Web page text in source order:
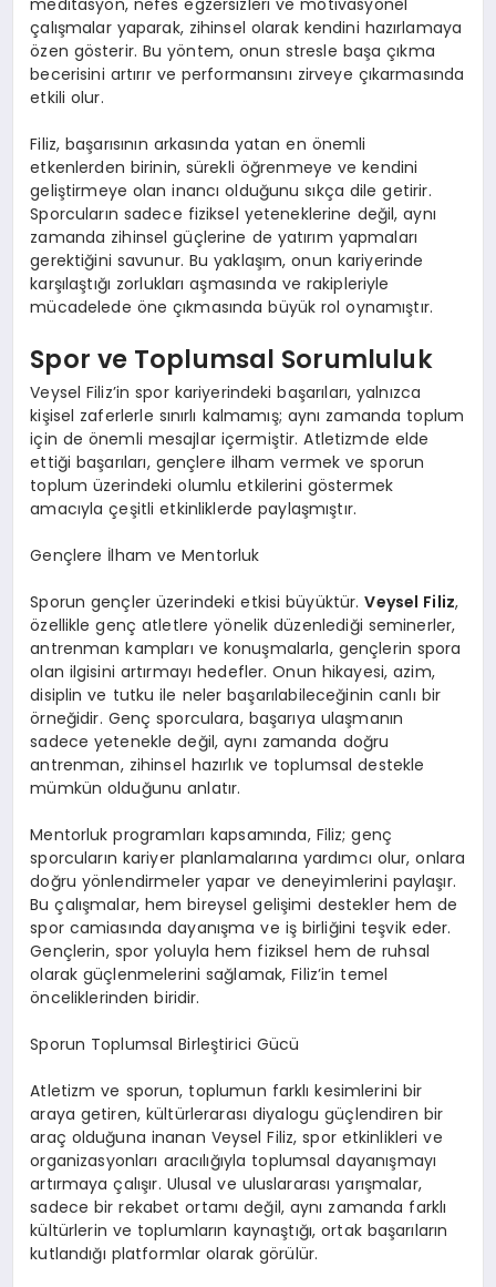
çalışmalar yaparak, zihinsel olarak kendini hazırlamaya
özen gösterir. Bu yöntem, onun stresle başa çıkma
becerisini artırır ve performansını zirveye çıkarmasında
etkili olur.
Filiz, başarısının arkasında yatan en önemli
etkenlerden birinin, sürekli öğrenmeye ve kendini
geliştirmeye olan inancı olduğunu sıkça dile getirir.
Sporcuların sadece fiziksel yeteneklerine değil, aynı
zamanda zihinsel güçlerine de yatırım yapmaları
gerektiğini savunur. Bu yaklaşım, onun kariyerinde
karşılaştığı zorlukları aşmasında ve rakipleriyle
mücadelede öne çıkmasında büyük rol oynamıştır.
Spor ve Toplumsal Sorumluluk
Veysel Filiz’in spor kariyerindeki başarıları, yalnızca
kişisel zaferlerle sınırlı kalmamış; aynı zamanda toplum
için de önemli mesajlar içermiştir. Atletizmde elde
ettiği başarıları, gençlere ilham vermek ve sporun
toplum üzerindeki olumlu etkilerini göstermek
amacıyla çeşitli etkinliklerde paylaşmıştır.
Gençlere İlham ve Mentorluk
Sporun gençler üzerindeki etkisi büyüktür.Veysel Filiz,
özellikle genç atletlere yönelik düzenlediği seminerler,
antrenman kampları ve konuşmalarla, gençlerin spora
olan ilgisini artırmayı hedefler. Onun hikayesi, azim,
disiplin ve tutku ile neler başarılabileceğinin canlı bir
örneğidir. Genç sporculara, başarıya ulaşmanın
sadece yetenekle değil, aynı zamanda doğru
antrenman, zihinsel hazırlık ve toplumsal destekle
mümkün olduğunu anlatır.
Mentorluk programları kapsamında, Filiz; genç
sporcuların kariyer planlamalarına yardımcı olur, onlara
doğru yönlendirmeler yapar ve deneyimlerini paylaşır.
Bu çalışmalar, hem bireysel gelişimi destekler hem de
spor camiasında dayanışma ve iş birliğini teşvik eder.
Gençlerin, spor yoluyla hem fiziksel hem de ruhsal
olarak güçlenmelerini sağlamak, Filiz’in temel
önceliklerinden biridir.
Sporun Toplumsal Birleştirici Gücü
Atletizm ve sporun, toplumun farklı kesimlerini bir
araya getiren, kültürlerarası diyalogu güçlendiren bir
araç olduğuna inanan Veysel Filiz, spor etkinlikleri ve
organizasyonları aracılığıyla toplumsal dayanışmayı
artırmaya çalışır. Ulusal ve uluslararası yarışmalar,
sadece bir rekabet ortamı değil, aynı zamanda farklı
kültürlerin ve toplumların kaynaştığı, ortak başarıların
kutlandığı platformlar olarak görülür.